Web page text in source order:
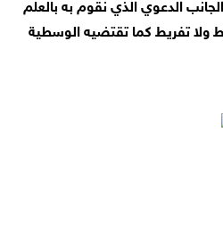
الدعوي الذي نقوم به بالعلم
ولا تفريط كما تقتضيه الوسطية